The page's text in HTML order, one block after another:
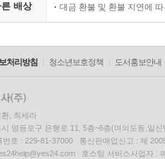
배상 대금 환불 및 환불 지연에
처리방침 청소년보호정책 도서홍보안내
, 최세라
시 영등포구 은행로 11, 5층~6층(여의도동,일신
번호 : 229-81-37000 통신판매업신고 : 제
호스팅 서비스사업자 :